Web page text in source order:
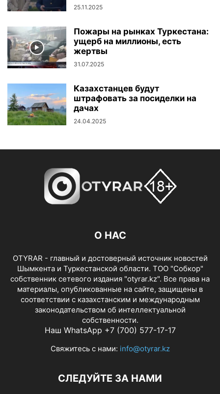
25.11.2025
Пожары на рынках Туркестана:
ущерб на миллионы, есть
жертвы
31.07.2025
Казахстанцев будут
штрафовать за посиделки на
дачах
24.04.2025
О НАС
OTYRAR - главный и достоверный источник новостей
Шымкента и Туркестанской области. ТОО "Собкор"
собственник сетевого издания "otyrar.kz". Все права на
материалы, опубликованные на сайте, защищены в
соответствии с казахстанским и международным
законодательством об интеллектуальной
собственности.
Наш WhatsApp +7 (700) 577-17-17
Свяжитесь с нами: info@otyrar.kz
СЛЕДУЙТЕ ЗА НАМИ